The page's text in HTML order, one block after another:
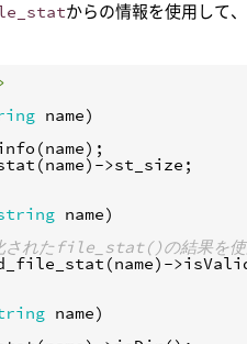
からの情報を使用して、
name
(name);
(name)->st_size
name
れたfile_stat()の結果を使
(name)->
name